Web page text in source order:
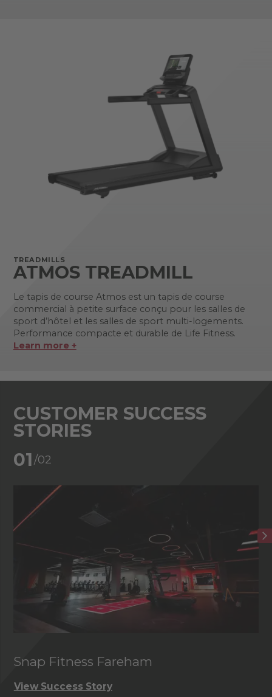
TREADMILLS
ATMOS TREADMILL
Le tapis de course Atmos est un tapis de course
commercial à petite surface conçu pour les salles de
sport d’hôtel et les salles de sport multi-logements.
Performance compacte et durable de Life Fitness.
Learn more +
CUSTOMER SUCCESS
STORIES
02/02
Club de golf de Foxhills
View Success Story